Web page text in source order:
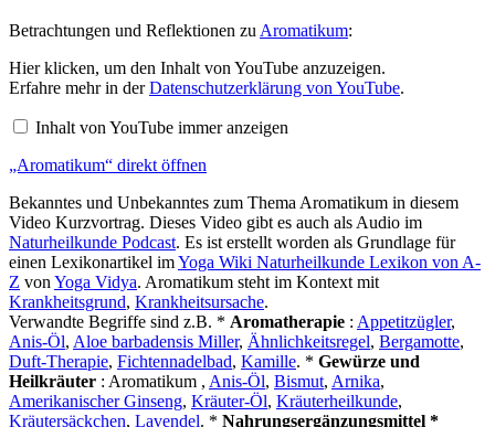
Betrachtungen und Reflektionen zu Aromatikum:
„Aromatikum“
von
YouTube
anzeigen
Hier klicken, um den Inhalt von YouTube anzuzeigen.
Erfahre mehr in derDatenschutzerklärung von YouTube.
Inhalt von YouTube immer anzeigen
„Aromatikum“ direkt öffnen
Bekanntes und Unbekanntes zum Thema Aromatikum in diesem
Video Kurzvortrag. Dieses Video gibt es auch als Audio im
Naturheilkunde Podcast. Es ist erstellt worden als Grundlage für
einen Lexikonartikel imYoga Wiki Naturheilkunde Lexikon von A-
Z von Yoga Vidya. Aromatikum steht im Kontext mit
Krankheitsgrund, Krankheitsursache.
Verwandte Begriffe sind z.B. * Aromatherapie : Appetitzügler,
Anis-Öl, Aloe barbadensis Miller, Ähnlichkeitsregel, Bergamotte,
Duft-Therapie, Fichtennadelbad, Kamille. * Gewürze und
Heilkräuter : Aromatikum , Anis-Öl, Bismut, Arnika,
Amerikanischer Ginseng, Kräuter-Öl, Kräuterheilkunde,
Kräutersäckchen, Lavendel. * Nahrungsergänzungsmittel *